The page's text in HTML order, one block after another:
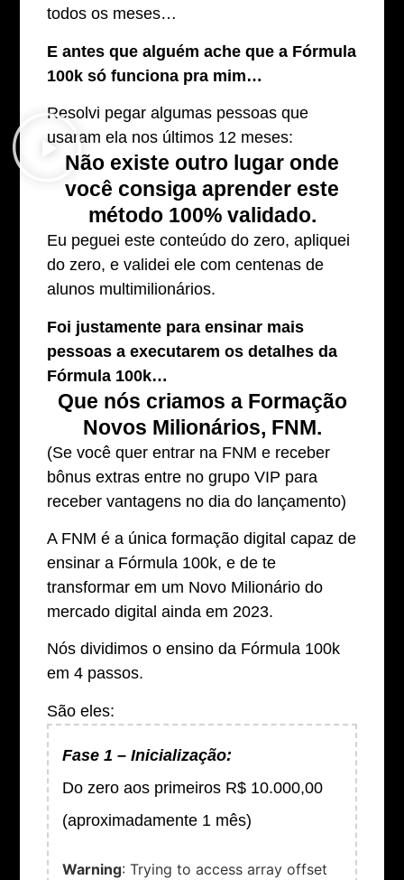
todos os meses…
E antes que alguém ache que a Fórmula
100k só funciona pra mim…
Resolvi pegar algumas pessoas que
usaram ela nos últimos 12 meses:
Não existe outro lugar onde
você consiga aprender este
método 100% validado.
Eu peguei este conteúdo do zero, apliquei
do zero, e validei ele com centenas de
alunos multimilionários.
Foi justamente para ensinar mais
pessoas a executarem os detalhes da
Fórmula 100k…
Que nós criamos a Formação
Novos Milionários, FNM.
(Se você quer entrar na FNM e receber
bônus extras entre no grupo VIP para
receber vantagens no dia do lançamento)
A FNM é a única formação digital capaz de
ensinar a Fórmula 100k, e de te
transformar em um Novo Milionário do
mercado digital ainda em 2023.
Nós dividimos o ensino da Fórmula 100k
em 4 passos.
São eles:
Fase 1 – Inicialização:
Do zero aos primeiros R$ 10.000,00
(aproximadamente 1 mês)
Warning: Trying to access array offset